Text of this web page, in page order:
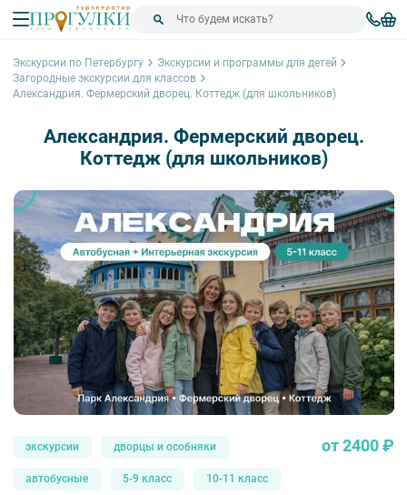
Экскурсии по Петербургу
Экскурсии и программы для детей
Загородные экскурсии для классов
Александрия. Фермерский дворец. Коттедж (для школьников)
Александрия. Фермерский дворец.
Коттедж (для школьников)
экскурсии дворцы и особняки
автобусные 5-9 класс 10-11 класс
от 2400 ₽